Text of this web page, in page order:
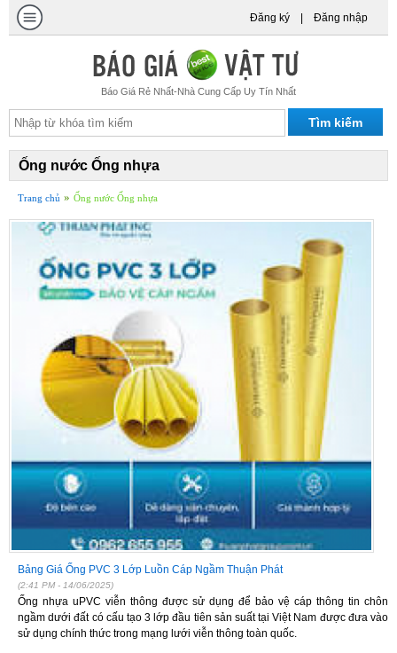
Báo Giá Rẻ Nhất-Nhà Cung Cấp Uy Tín Nhất
Đăng ký| Đăng nhập
Ống nước Ống nhựa
Trang chủ » Ống nước Ống nhựa
Bảng Giá Ống PVC 3 Lớp Luồn Cáp Ngầm Thuận Phát
(2:41 PM - 14/06/2025)
Ống nhựa uPVC viễn thông được sử dụng để bảo vệ cáp thông tin chôn
ngầm dưới đất có cấu tạo 3 lớp đầu tiên sản suất tại Việt Nam được đưa vào
sử dụng chính thức trong mạng lưới viễn thông toàn quốc.